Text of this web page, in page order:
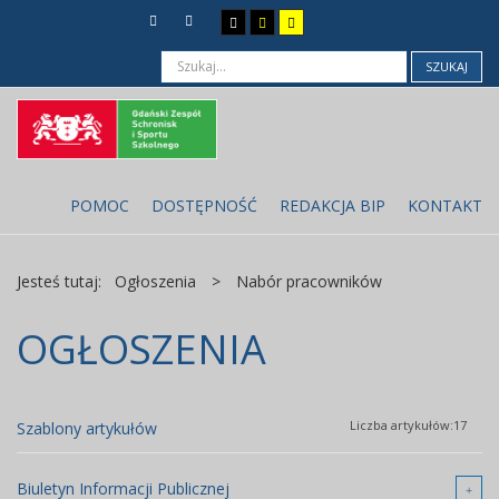
SZUKAJ
POMOC DOSTĘPNOŚĆ REDAKCJA BIP KONTAKT
Jesteś tutaj: Ogłoszenia > Nabór pracowników
OGŁOSZENIA
Szablony artykułów Liczba artykułów:17
Biuletyn Informacji Publicznej